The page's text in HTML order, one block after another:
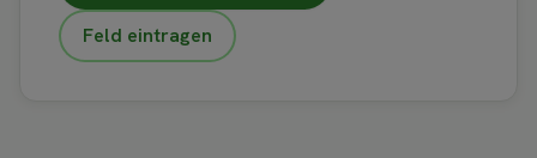
Feld eintragen